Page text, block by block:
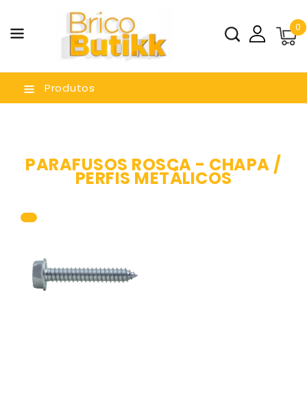
0
Produtos
PARAFUSOS ROSCA - CHAPA /
PERFIS METÁLICOS
chapa
hexagonal